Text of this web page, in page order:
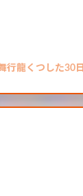
行龍くつした30日